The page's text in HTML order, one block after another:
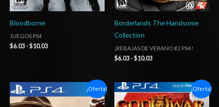
Bloodborne
JUEGOS PS4
$6.03 - $10.03
Borderlands The Handsome
Collection
¡REBAJAS DE VERANO #2 PS4!
$6.03 - $10.03
¡Oferta!
Rango
de
precios:
¡Oferta!
Rango
de
precios: